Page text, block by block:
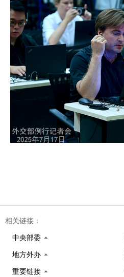
相关链接：
中央部委
地方外办
重要链接